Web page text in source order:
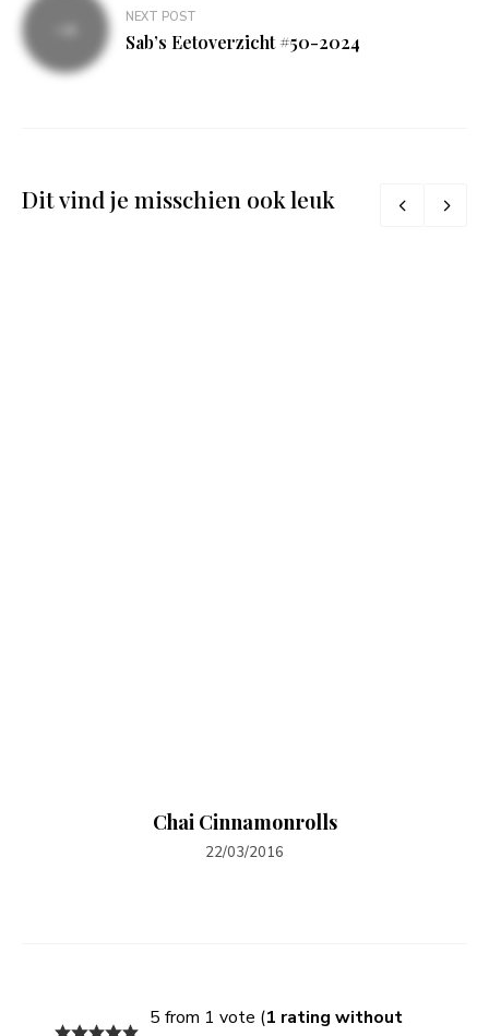
NEXT POST
Sab’s Eetoverzicht #50-2024
Dit vind je misschien ook leuk
Chai Cinnamonrolls
22/03/2016
5 from 1 vote (1 rating without